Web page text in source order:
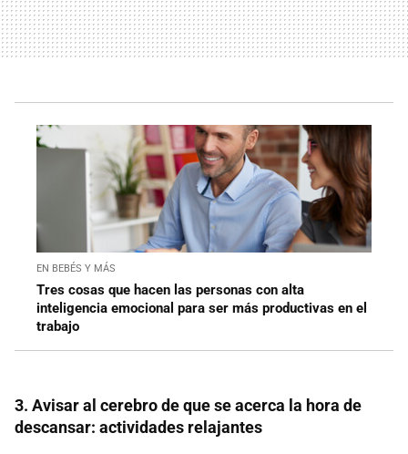
EN BEBÉS Y MÁS
Tres cosas que hacen las personas con alta
inteligencia emocional para ser más productivas en el
trabajo
3. Avisar al cerebro de que se acerca la hora de
descansar: actividades relajantes